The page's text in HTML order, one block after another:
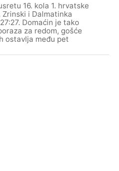
16. kola 1. hrvatske
i Dalmatinka
Domaćin je tako
za redom, gošće
ostavlja među pet